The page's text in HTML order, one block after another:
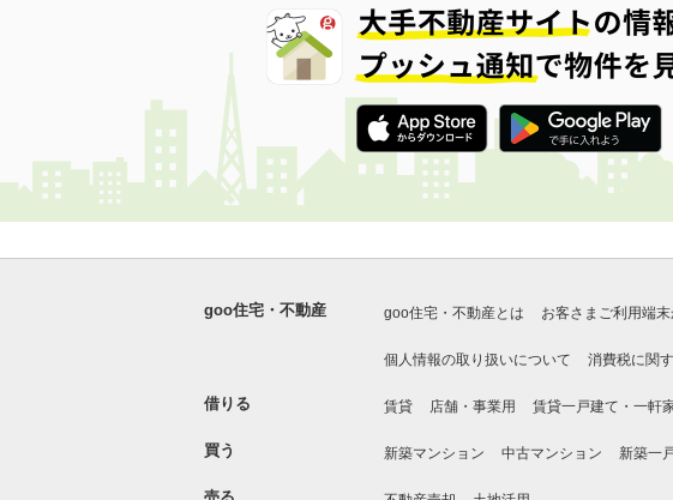
goo住宅・不動産 goo住宅・不動産とは お客さまご利用端
個人情報の取り扱いについて 消費税に関
借りる 賃貸 店舗・事業用 賃貸一戸建て・一軒
買う 新築マンション 中古マンション 新築一